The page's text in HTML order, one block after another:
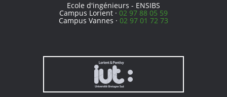
Ecole d'ingénieurs - ENSIBS
Campus Lorient · 02 97 88 05 59
Campus Vannes · 02 97 01 72 73